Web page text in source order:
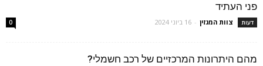
פני העתיד
דעות צוות המגזין - 16 ביוני 2024 0
מהם היתרונות המרכזיים של רכב חשמלי?